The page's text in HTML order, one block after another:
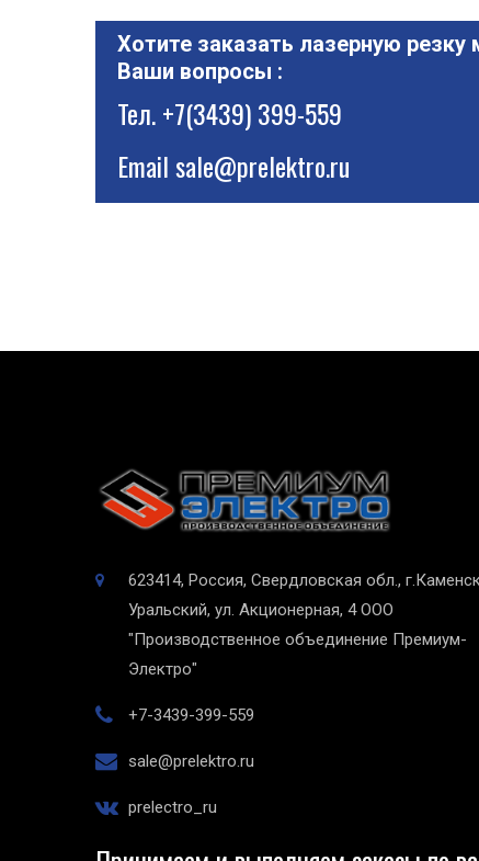
Хотите заказать лазерную
Ваши вопросы :
Тел.+7(3439) 399-559
Emailsale@prelektro.ru
623414, Россия, Свердловская обл.,
Уральский, ул. Акционерная, 4 ООО
"Производственное объединение Премиум-
Электро"
+7-3439-399-559
sale@prelektro.ru
prelectro_ru